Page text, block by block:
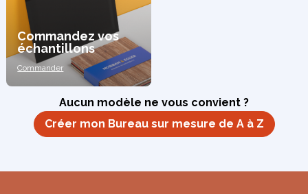
Commandez vos
échantillons
Commander
Aucun modèle ne vous convient ?
Créer mon Bureau sur mesure de A à Z